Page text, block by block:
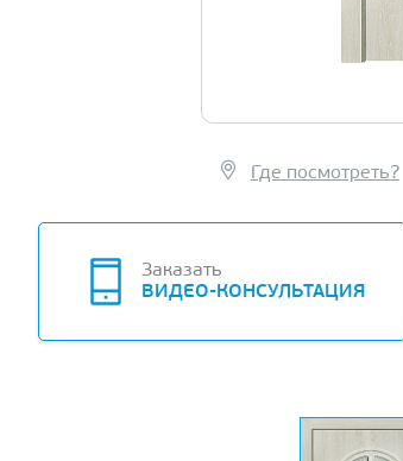
Где посмотреть?
Заказать
ВИДЕО-КОНСУЛЬТАЦИЯ